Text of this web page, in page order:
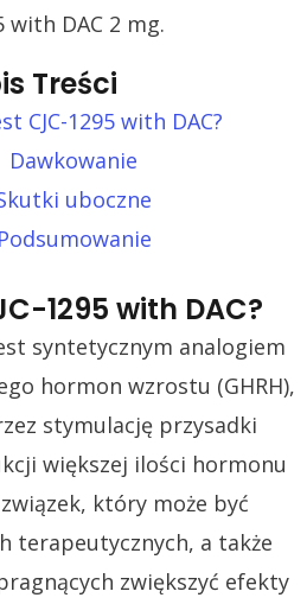
with DAC 2 mg.
Treści
CJC-1295 with DAC?
Dawkowanie
uboczne
Podsumowanie
1295 with DAC?
syntetycznym analogiem
hormon wzrostu (GHRH),
stymulację przysadki
większej ilości hormonu
który może być
terapeutycznych, a także
zwiększyć efekty